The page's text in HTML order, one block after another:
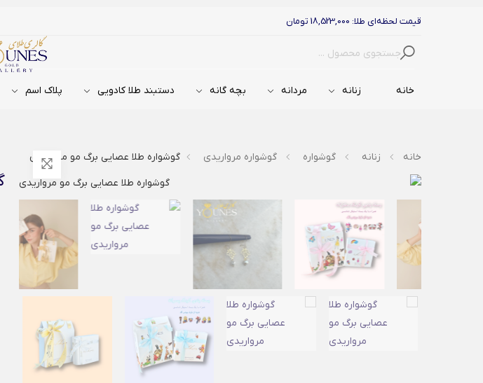
قیمت لحظه‌ای طلا: 18,523,000 تومان
جستجو
خانه زنانه مردانه بچه گانه دستبند طلا کادویی پلاک اسم
خانه زنانه گوشواره گوشواره مرواریدی گوشواره طلا عصایی برگ مو مرواریدی